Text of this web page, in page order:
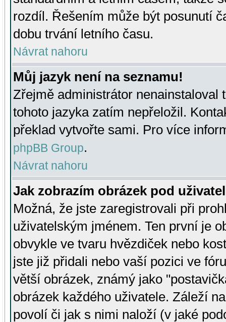
rozdíl. Řešením může být posunutí
dobu trvání letního času.
Návrat nahoru
Můj jazyk není na seznamu!
Zřejmě administrátor nenainstaloval
tohoto jazyka zatím nepřeložil.
překlad vytvořte sami. Pro více
phpBB Group.
Návrat nahoru
Jak zobrazím obrázek pod
Možná, že jste zaregistrovali při
uživatelským jménem. Ten první je
obvykle ve tvaru hvězdiček nebo
jste již přidali nebo vaší pozici ve
větší obrázek, známý jako
obrázek každého uživatele. Záleží
povolí či jak s nimi naloží (v jaké